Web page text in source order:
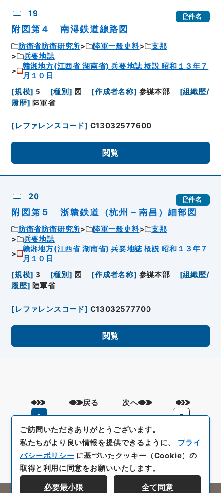
19 件名
附図第４ 南潯鉄道線路図
防衛省防衛研究所 陸軍一般史料
支那
兵要地誌
贛湘地方(江西省 湖南省) 兵要地誌 概説 昭和１３年７
月１０日
[規模] 5 [種別 ] 図 [作成者名称] 参謀本部 [組織歴/
履歴] 陸軍省
[レファレンスコード] C13032577600
閲覧
20 件名
附図第５ 浙贛鉄道（杭州－南昌）細部図
防衛省防衛研究所 陸軍一般史料
支那
兵要地誌
贛湘地方(江西省 湖南省) 兵要地誌 概説 昭和１３年７
月１０日
[規模] 3 [種別 ] 図 [作成者名称] 参謀本部 [組織歴/
履歴] 陸軍省
[レファレンスコード] C13032577700
閲覧
戻る
1
2
次へ
ご訪問いただきありがとうございます。
私たちがより良い情報を提供できるように、 プライ
バシーポリシー に基づいたクッキー（Cookie）の
取得と利用に同意をお願いいたします。
必要最小限 全て同意